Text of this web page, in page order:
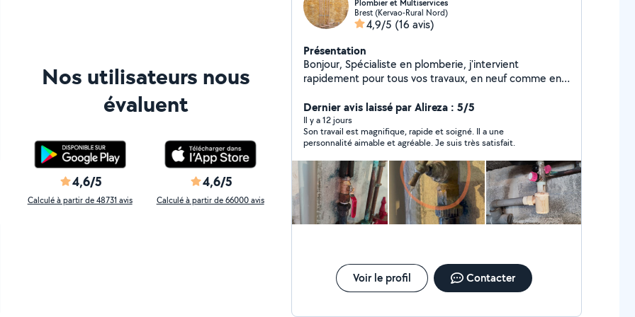
Nos utilisateurs nous
évaluent
4,6/5
Calculé à partir de 48731 avis
4,6/5
Calculé à partir de 66000 avis
Plombier et Multiservices
Brest (Kervao-Rural Nord)
4,9/5 (16 avis)
Présentation
Bonjour, Spécialiste en plomberie, j'intervient
rapidement pour tous vos travaux, en neuf comme en
expertise au service des particuliers et des
professionnels. Les services proposés: Dépannage
plomberie (fuite d'eau, canalisation bouchée)
Installation sanitaire (lavabo, douche, WC, chauffe-eau)
Rénovation de salle de bain Entretien et remplacement
de chauffe-eau Détection et réparation de fuites
Installation de systèmes de chauffage. Je suis
disponible aussi pour monter des meubles ou des
travaux de jardinage A bientôt.
Dernier avis laissé par Alireza : 5/5
Il y a 12 jours
Son travail est magnifique, rapide et soigné. Il a une
personnalité aimable et agréable. Je suis très satisfait.
Voir le profil Contacter